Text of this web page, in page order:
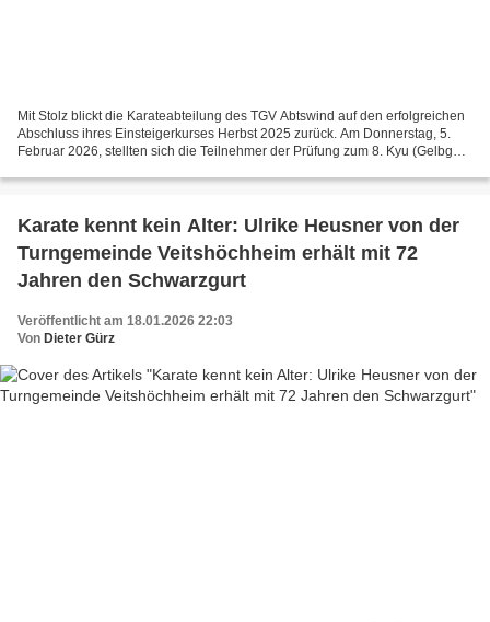
Mit Stolz blickt die Karateabteilung des TGV Abtswind auf den erfolgreichen
Abschluss ihres Einsteigerkurses Herbst 2025 zurück. Am Donnerstag, 5.
Februar 2026, stellten sich die Teilnehmer der Prüfung zum 8. Kyu (Gelbgurt)
Karate kennt kein Alter: Ulrike Heusner von der
Turngemeinde Veitshöchheim erhält mit 72
Jahren den Schwarzgurt
Veröffentlicht am 18.01.2026 22:03
Von Dieter Gürz